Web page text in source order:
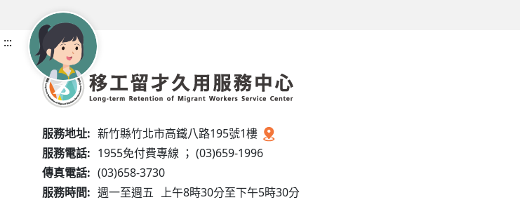
:::
服務地址: 新竹縣竹北市高鐵八路195號1樓
服務電話: 1955免付費專線 ； (03)659-1996
傳真電話: (03)658-3730
服務時間: 週一至週五 上午8時30分至下午5時30分